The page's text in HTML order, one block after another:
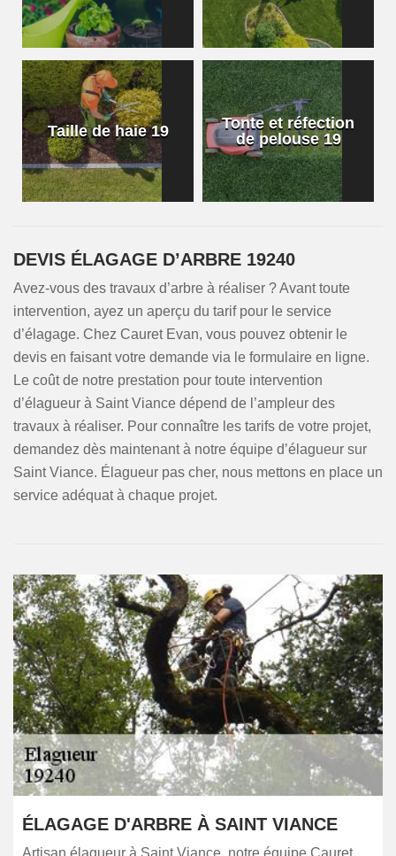
Taille de haie 19
Tonte et réfection
de pelouse 19
DEVIS ÉLAGAGE D’ARBRE 19240
Avez-vous des travaux d’arbre à réaliser ? Avant toute
intervention, ayez un aperçu du tarif pour le service
d’élagage. Chez Cauret Evan, vous pouvez obtenir le
devis en faisant votre demande via le formulaire en ligne.
Le coût de notre prestation pour toute intervention
d’élagueur à Saint Viance dépend de l’ampleur des
travaux à réaliser. Pour connaître les tarifs de votre projet,
demandez dès maintenant à notre équipe d’élagueur sur
Saint Viance. Élagueur pas cher, nous mettons en place un
service adéquat à chaque projet.
ÉLAGAGE D'ARBRE À SAINT VIANCE
Artisan élagueur à Saint Viance, notre équipe Cauret